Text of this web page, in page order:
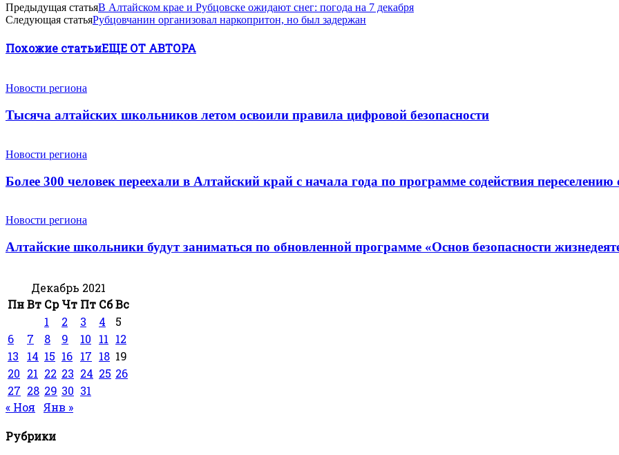
Предыдущая статьяВ Алтайском крае и Рубцовске ожидают снег: погода на 7 декабря
Следующая статьяРубцовчанин организовал наркопритон, но был задержан
Похожие статьиЕЩЕ ОТ АВТОРА
Новости региона
Тысяча алтайских школьников летом освоили правила цифровой безопасности
Новости региона
Более 300 человек переехали в Алтайский край с начала года по программе содействия
Новости региона
Алтайские школьники будут заниматься по обновленной программе «Основ безопасности
Декабрь 2021
ПнВт Ср Чт Пт СбВс
1
2 3 4
5
6
7 8 9 10 11
12
13
14 15 16 17 18 19
20 21 22 23 24 25 26
27 28 29 30 31
« Ноя
Янв »
Рубрики